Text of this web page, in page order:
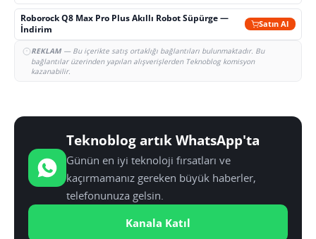
Roborock Q8 Max Pro Plus Akıllı Robot Süpürge —
İndirim
Satın Al
REKLAM— Bu içerikte satış ortaklığı bağlantıları bulunmaktadır. Bu
bağlantılar üzerinden yapılan alışverişlerden Teknoblog komisyon
kazanabilir.
Teknoblog artık WhatsApp'ta
Günün en iyi teknoloji fırsatları ve
kaçırmamanız gereken büyük haberler,
telefonunuza gelsin.
Kanala Katıl